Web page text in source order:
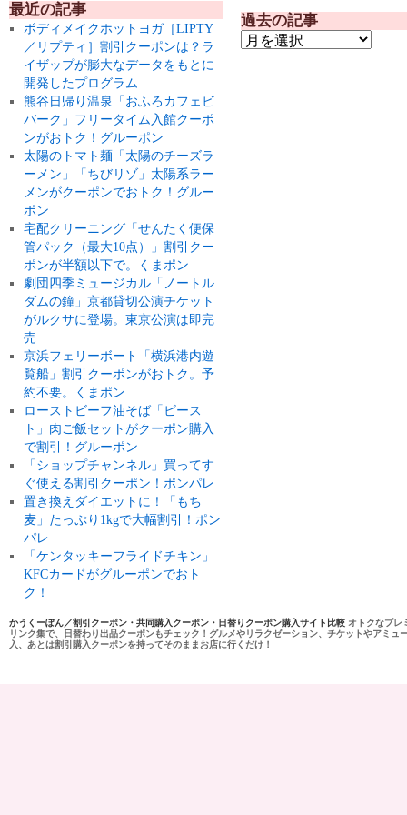
最近の記事
ボディメイクホットヨガ［LIPTY
／リプティ］割引クーポンは？ラ
イザップが膨大なデータをもとに
開発したプログラム
熊谷日帰り温泉「おふろカフェビ
バーク」フリータイム入館クーポ
ンがおトク！グルーポン
太陽のトマト麺「太陽のチーズラ
ーメン」「ちびリゾ」太陽系ラー
メンがクーポンでおトク！グルー
ポン
宅配クリーニング「せんたく便保
管パック（最大10点）」割引クー
ポンが半額以下で。くまポン
劇団四季ミュージカル「ノートル
ダムの鐘」京都貸切公演チケット
がルクサに登場。東京公演は即完
売
京浜フェリーボート「横浜港内遊
覧船」割引クーポンがおトク。予
約不要。くまポン
ローストビーフ油そば「ビース
ト」肉ご飯セットがクーポン購入
で割引！グルーポン
「ショップチャンネル」買ってす
ぐ使える割引クーポン！ポンパレ
置き換えダイエットに！「もち
麦」たっぷり1kgで大幅割引！ポン
パレ
「ケンタッキーフライドチキン」
KFCカードがグルーポンでおト
ク！
過去の記事
かうくーぽん／割引クーポン・共同購入クーポン・日替りクーポン購入サイト比較 オトクなプレ
リンク集で、日替わり出品クーポンもチェック！グルメやリラクゼーション、チケットやアミ
入、あとは割引購入クーポンを持ってそのままお店に行くだけ！